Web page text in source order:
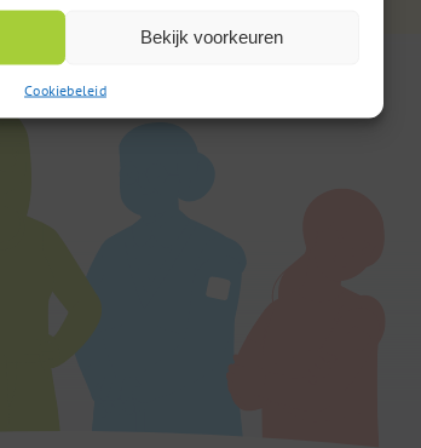
Bekijk voorkeuren
Cookiebeleid